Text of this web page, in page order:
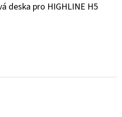
deska pro HIGHLINE H5